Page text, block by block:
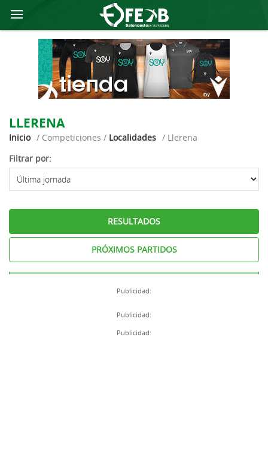
LLERENA
Inicio / Competiciones / Localidades / Llerena
Filtrar por:
RESULTADOS
PRÓXIMOS PARTIDOS
Publicidad:
Publicidad:
Publicidad: